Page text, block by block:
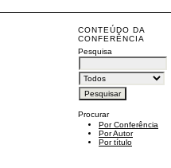
CONTEÚDO DA
CONFERÊNCIA
Pesquisa
Procurar
Por Conferência
Por Autor
Por título